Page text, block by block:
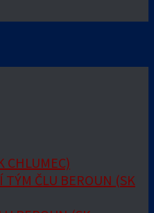
CHLUMEC)
TÝM ČLU BEROUN (SK